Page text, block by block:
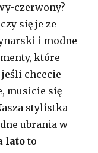
czerwony?
się je ze
i modne
które
chcecie
musicie się
stylistka
ubrania w
lato to